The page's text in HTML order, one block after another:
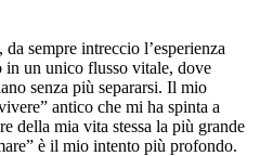
sempre intreccio l’esperienza
un unico flusso vitale, dove
senza più separarsi. Il mio
antico che mi ha spinta a
della mia vita stessa la più grande
è il mio intento più profondo.